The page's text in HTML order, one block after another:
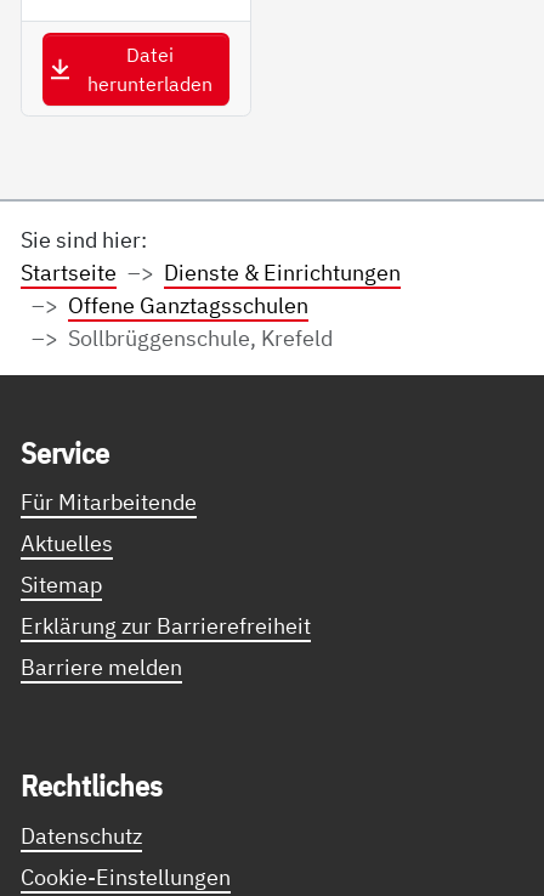
Datei
herunterladen
Sie sind hier:
Startseite
Dienste & Einrichtungen
Offene Ganztagsschulen
Sollbrüggenschule, Krefeld
Ser­vice
Für Mitarbeitende
Aktuelles
Sitemap
Erklärung zur Barrierefreiheit
Barriere melden
Recht­li­ches
Datenschutz
Cookie-Einstellungen